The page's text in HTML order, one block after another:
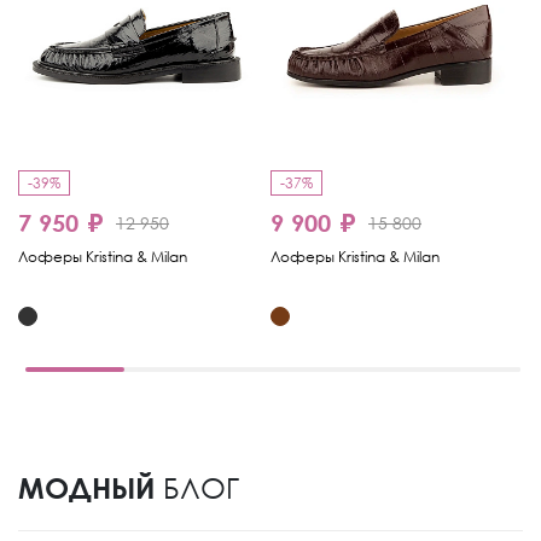
-39%
7 950 ₽ 12 950
Лоферы Kristina & Milan
-37%
9 900 ₽ 15 800
Лоферы Kristina & Milan
МОДНЫЙ БЛОГ